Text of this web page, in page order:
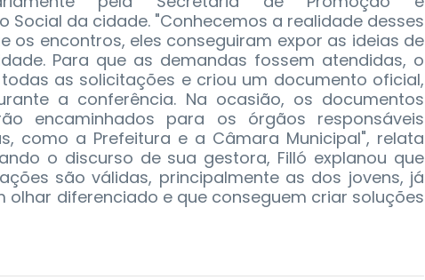
Social da cidade. "Conhecemos a realidade desses
os encontros, eles conseguiram expor as ideias de
Para que as demandas fossem atendidas, o
todas as solicitações e criou um documento oficial,
a conferência. Na ocasião, os documentos
encaminhados para os órgãos responsáveis
como a Prefeitura e a Câmara Municipal", relata
o discurso de sua gestora, Filló explanou que
são válidas, principalmente as dos jovens, já
olhar diferenciado e que conseguem criar soluções